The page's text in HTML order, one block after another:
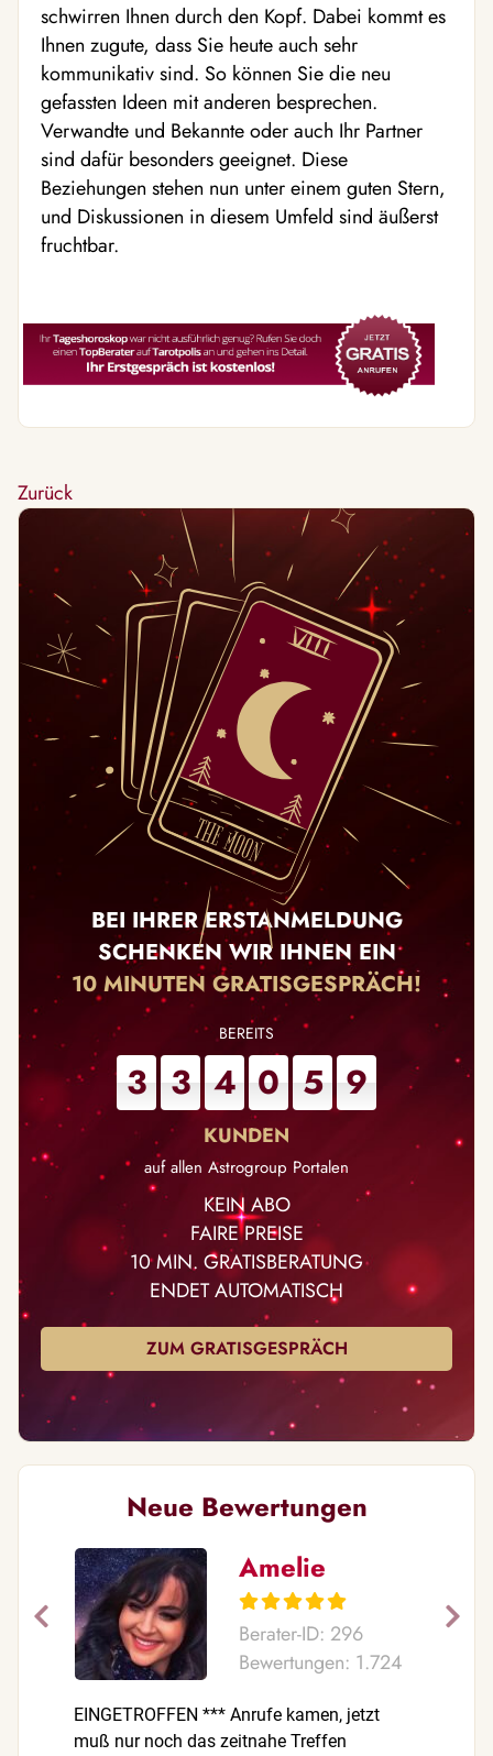
schwirren Ihnen durch den Kopf. Dabei kommt es
Ihnen zugute, dass Sie heute auch sehr
kommunikativ sind. So können Sie die neu
gefassten Ideen mit anderen besprechen.
Verwandte und Bekannte oder auch Ihr Partner
sind dafür besonders geeignet. Diese
Beziehungen stehen nun unter einem guten Stern,
und Diskussionen in diesem Umfeld sind äußerst
fruchtbar.
Zurück
BEI IHRER ERSTANMELDUNG
SCHENKEN WIR IHNEN EIN
10 MINUTEN GRATISGESPRÄCH!
3 3 4 0 5 9
auf allen Astrogroup Portalen
KEIN ABO
FAIRE PREISE
10 MIN. GRATISBERATUNG
ENDET AUTOMATISCH
ZUM GRATISGESPRÄCH
Neue Bewertungen
Amelie
Berater-ID: 296
Bewertungen: 1.724
EINGETROFFEN *** Anrufe kamen, jetzt
muß nur noch das zeitnahe Treffen